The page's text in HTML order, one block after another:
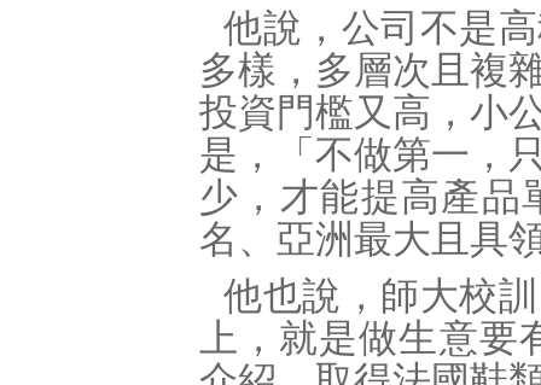
他說，公司不是
多樣，多層次且複
投資門檻又高，小
是，「不做第一，
少，才能提高產品
名、亞洲最大且具
他也說，師大校
上，就是做生意